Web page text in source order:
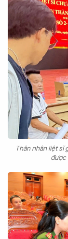
Thân nhân liệt sĩ
được